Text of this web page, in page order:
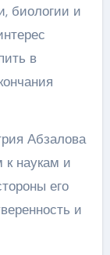
биологии и
в
Абзалова
к наукам и
его
и